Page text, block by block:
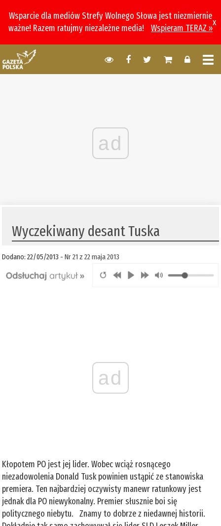
Wsparcie dla mediów Strefy Wolnego Słowa jest niezmiernie
ważne! Razem ratujmy niezależne media!
Wspieram TERAZ »
x
ad
Wyczekiwany desant Tuska
Dodano: 22/05/2013 -Nr 21 z 22 maja 2013
ad
Kłopotem PO jest jej lider. Wobec wciąż rosnącego
niezadowolenia Donald Tusk powinien ustąpić ze stanowiska
premiera. Ten najbardziej oczywisty manewr ratunkowy jest
jednak dla PO niewykonalny. Premier słusznie boi się
politycznego niebytu. Znamy to dobrze z niedawnej historii.